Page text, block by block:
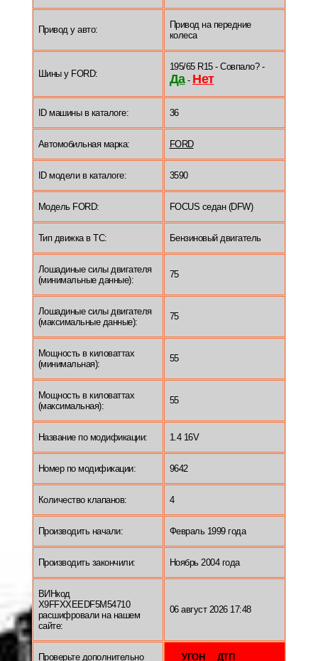
Привод у авто:
Привод на передние
колеса
Шины у FORD:
195/65 R15 - Совпало? -
Да- Нет
ID машины в каталоге: 36
Автомобильная марка: FORD
ID модели в каталоге: 3590
Модель FORD: FOCUS седан (DFW)
Тип движка в ТС: Бензиновый двигатель
Лошадиные силы двигателя
(минимальные данные):
75
Лошадиные силы двигателя
(максимальные данные):
75
Мощность в киловаттах
(минимальная):
55
Мощность в киловаттах
(максимальная):
55
Название по модификации: 1.4 16V
Номер по модификации: 9642
Количество клапанов: 4
Производить начали: Февраль 1999 года
Производить закончили: Ноябрь 2004 года
ВИНкод
X9FFXXEEDF5M54710
расшифровали на нашем
сайте:
06 август 2026 17:48
Проверьте дополнительно УГОН ДТП